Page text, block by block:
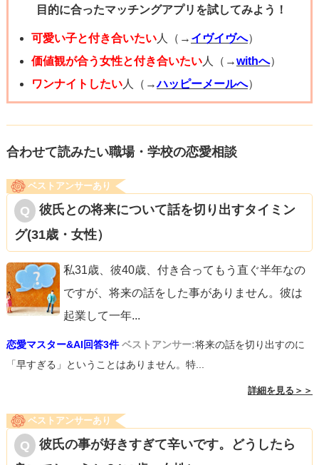
目的に合ったマッチングアプリを試してみよう！
可愛い子と付き合いたい人（→ イヴイヴへ）
価値観が合う女性と付き合いたい人（→withへ）
ワンナイトしたい人（→ハッピーメールへ）
合わせて読みたい職場・学校の恋愛相談
ベストアンサーあり
彼氏との将来について話を切り出すタイミン
グ(31歳・女性）
私31歳、彼40歳、付き合ってもう直ぐ半年なの
ですが、将来の話をした事がありません。彼は
起業して一年...
恋愛マスター&AI回答3件 ベストアンサー:将来の話を切り出すのに
「早すぎる」ということはありません。特...
詳細を見る＞＞
ベストアンサーあり
彼氏の事が好きすぎて辛いです。どうしたら